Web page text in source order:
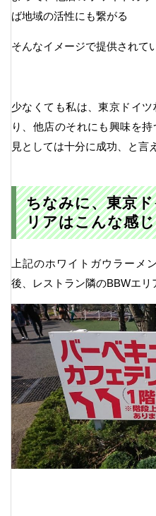
ば地域の活性にも繋がる
そんなイメージで提供されて
少なくても私は、東京ドイ
り、他店のそれにも興味を
見としては十分に成功、と言
ちなみに、東京
リアはこんな感じ
上記のホワイトガウラーメ
後、レストラン隣のBBWエリ